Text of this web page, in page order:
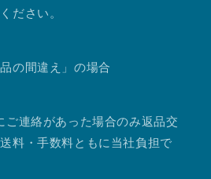
ださい。
の間違え」の場合
ご連絡があった場合のみ返品交
料・手数料ともに当社負担で